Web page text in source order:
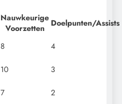
Nauwkeurige
Voorzetten
Doelpunten/Assists
8
4
10
3
7 2